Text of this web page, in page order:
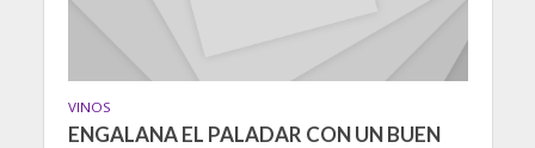
VINOS
ENGALANA EL PALADAR CON UN BUEN